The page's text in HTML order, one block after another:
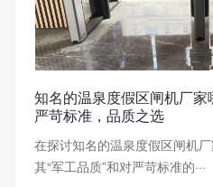
知名的温泉度假区闸机厂
严苛标准，品质之选
在探讨知名的温泉度假区闸机
其“军工品质”和对严苛标准的···